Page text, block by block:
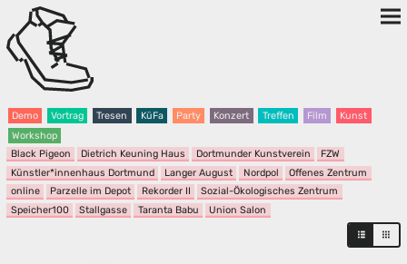
Demo Vortrag Tresen KüFa Party Konzert Treffen Film
Kunst
Workshop
Black Pigeon
Dietrich Keuning Haus Dortmunder Kunstverein
FZW
Künstler*innenhaus Dortmund
Langer August Nordpol
Offenes Zentrum
online
Parzelle im Depot Rekorder II
Sozial-Ökologisches Zentrum
Speicher100
Stallgasse Taranta Babu Union Salon